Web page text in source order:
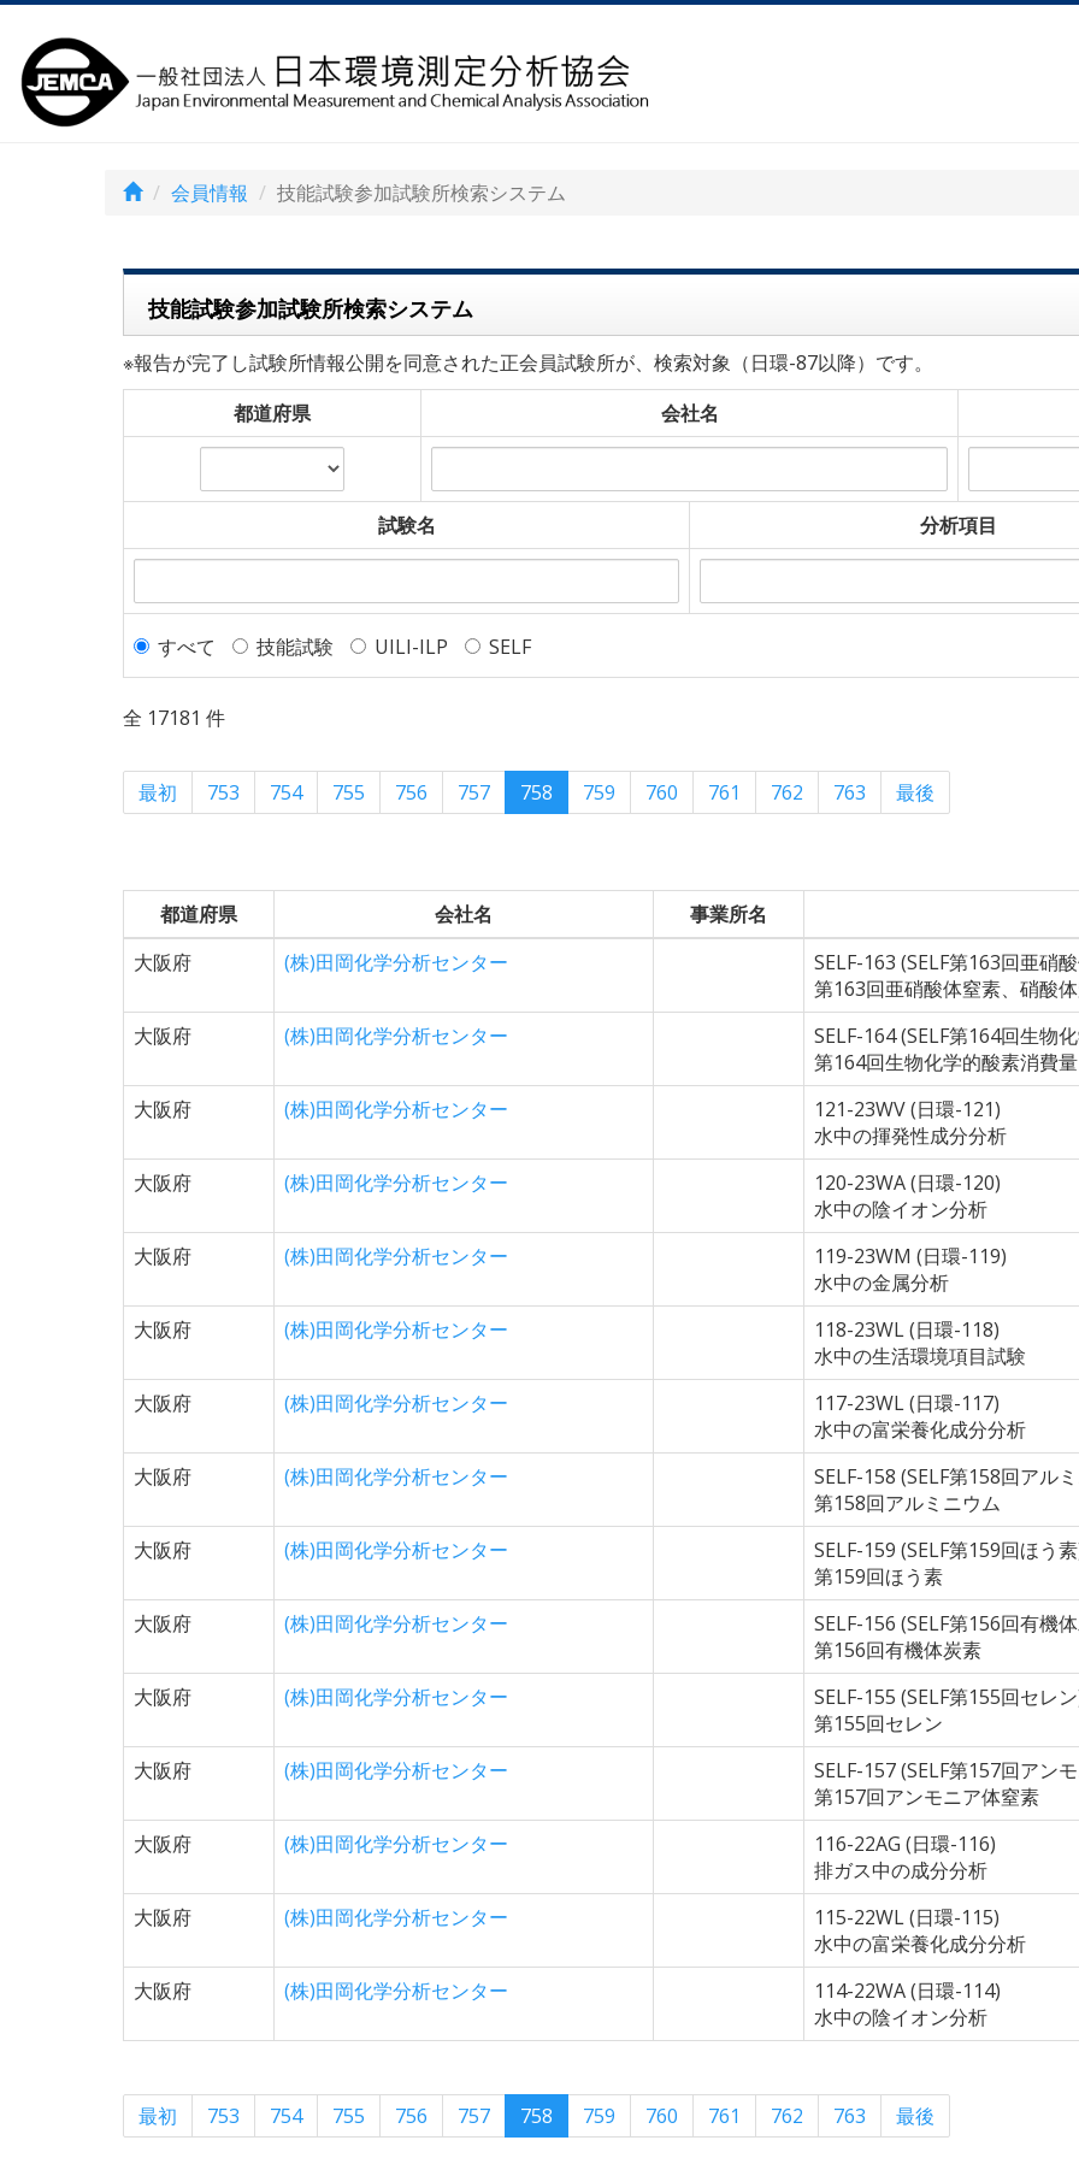
会員情報 技能試験参加試験所検索システム
技能試験参加試験所検索システム
※報告が完了し試験所情報公開を同意された正会員試験所が、検索対象（日環-87以降）です。
都道府県
会社名
試験名 分析項目
すべて 技能試験 UILI-ILP SELF
全 17181 件
最初 753 754 755 756 757 758 759 760 761 762 763 最後
都道府県
会社名 事業所名
大阪府
(株)田岡化学分析センター
SELF-163 (SELF第163回亜硝
第163回亜硝酸体窒素、硝酸
大阪府
(株)田岡化学分析センター
SELF-164 (SELF第164回生物
第164回生物化学的酸素消費量
大阪府
(株)田岡化学分析センター
121-23WV (日環-121)
水中の揮発性成分分析
大阪府
(株)田岡化学分析センター
120-23WA (日環-120)
水中の陰イオン分析
大阪府
(株)田岡化学分析センター
119-23WM (日環-119)
水中の金属分析
大阪府
(株)田岡化学分析センター
118-23WL (日環-118)
水中の生活環境項目試験
大阪府
(株)田岡化学分析センター
117-23WL (日環-117)
水中の富栄養化成分分析
大阪府
(株)田岡化学分析センター
SELF-158 (SELF第158回アル
第158回アルミニウム
大阪府
(株)田岡化学分析センター
SELF-159 (SELF第159回ほう
第159回ほう素
大阪府
(株)田岡化学分析センター
SELF-156 (SELF第156回有機
第156回有機体炭素
大阪府
(株)田岡化学分析センター
SELF-155 (SELF第155回セレ
第155回セレン
大阪府
(株)田岡化学分析センター
SELF-157 (SELF第157回アン
第157回アンモニア体窒素
大阪府
(株)田岡化学分析センター
116-22AG (日環-116)
排ガス中の成分分析
大阪府
(株)田岡化学分析センター
115-22WL (日環-115)
水中の富栄養化成分分析
大阪府
(株)田岡化学分析センター
114-22WA (日環-114)
水中の陰イオン分析
最初 753 754 755 756 757 758 759 760 761 762 763 最後